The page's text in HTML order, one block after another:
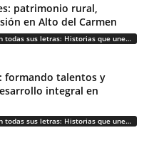
patrimonio rural,
en Alto del Carmen
Provincia del Huasco con todas sus letras: Historias que unen cultura, diversidad e identidad
formando talentos y
integral en
Provincia del Huasco con todas sus letras: Historias que unen cultura, diversidad e identidad